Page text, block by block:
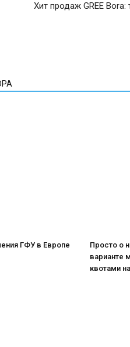
Хит продаж GREE Bora:
ГФУ в Европе
Просто о
варианте
квотами